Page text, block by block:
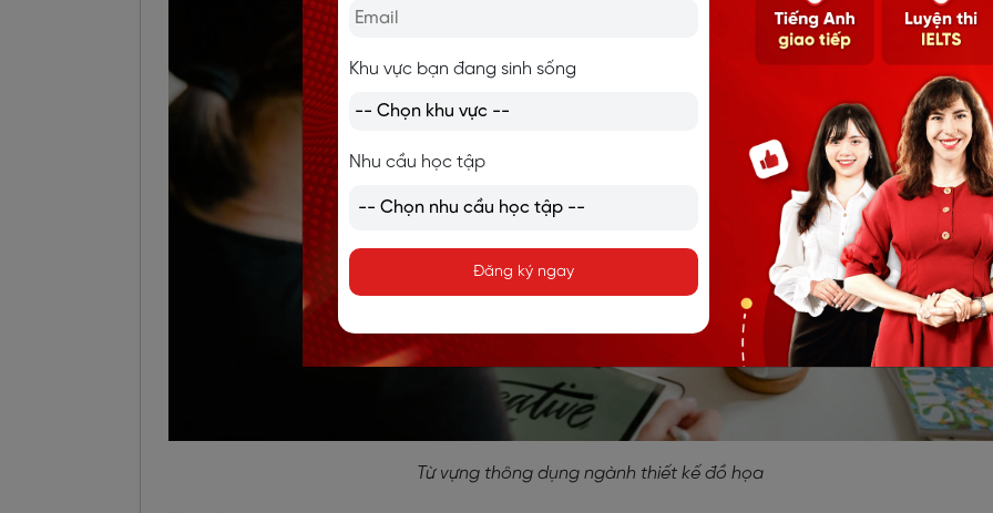
Từ vựng thông dụng ngành thiết kế đồ họa
Khu vực bạn đang sinh sống
Nhu cầu học tập
Đăng ký ngay